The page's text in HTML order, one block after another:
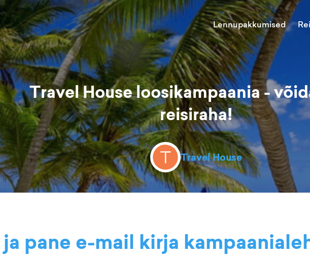
Lennupakkumised
Travel House loosikampaania -
reisiraha!
Travel House
pane e-mail kirja